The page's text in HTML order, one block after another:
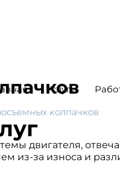
Услуги
колпачков
двигателя,
из-за износа и